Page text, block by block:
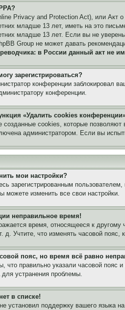
Privacy and Protection Act), или Акт
младше 13 лет, иметь на это
младше 13 лет. Если вы не
Group не может давать
в России данный акт не
зарегистрироваться?
конференции заблокировал
конференции.
«Удалить cookies
созданные cookies, которые
администратором. Если вы
мои настройки?
зарегистрированным
можете изменить все свои настройки.
неправильное время!
время, относящееся к другому
д. Учтите, что изменять часовой пояс,
пояс, но время всё равно
что правильно указали часовой пояс
для устранения проблемы.
в списке!
установил поддержку вашего языка